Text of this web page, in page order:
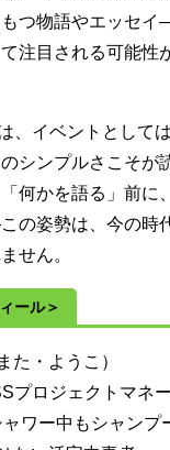
つ物語やエッセ
注目される可能性
、イベントとして
シンプルさこそが
何かを語る」前に
の姿勢は、今の時
せん。
ール＞
た・ようこ）
プロジェクトマネ
ワー中もシャンプ